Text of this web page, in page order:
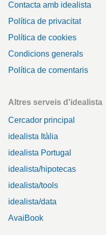
Contacta amb idealista
Política de privacitat
Política de cookies
Condicions generals
Política de comentaris
Altres serveis d'idealista
Cercador principal
idealista Itàlia
idealista Portugal
idealista/hipotecas
idealista/tools
idealista/data
AvaiBook